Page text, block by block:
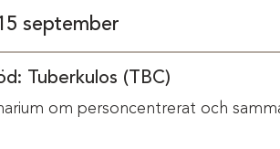
september
Tuberkulos (TBC)
om personcentrerat och